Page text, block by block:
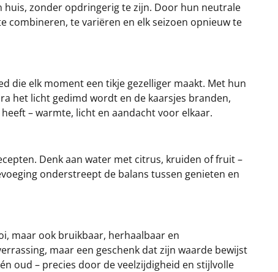
huis, zonder opdringerig te zijn. Door hun neutrale
combineren, te variëren en elk seizoen opnieuw te
die elk moment een tikje gezelliger maakt. Met hun
het licht gedimd wordt en de kaarsjes branden,
– warmte, licht en aandacht voor elkaar.
Denk aan water met citrus, kruiden of fruit –
onderstreept de balans tussen genieten en
maar ook bruikbaar, herhaalbaar en
maar een geschenk dat zijn waarde bewijst
oud – precies door de veelzijdigheid en stijlvolle